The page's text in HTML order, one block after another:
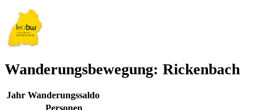
Wanderungsbewegung: Rickenbach
Jahr Wanderungssaldo